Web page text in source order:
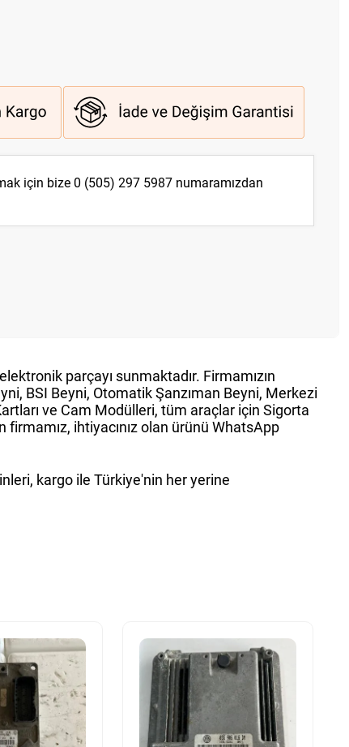
için bize0 (505) 297 5987 numaramızdan
parçayı sunmaktadır. Firmamızın
BSI Beyni, Otomatik Şanzıman Beyni, Merkezi
ve Cam Modülleri, tüm araçlar için Sigorta
ihtiyacınız olan ürünü WhatsApp
kargo ile Türkiye'nin her yerine